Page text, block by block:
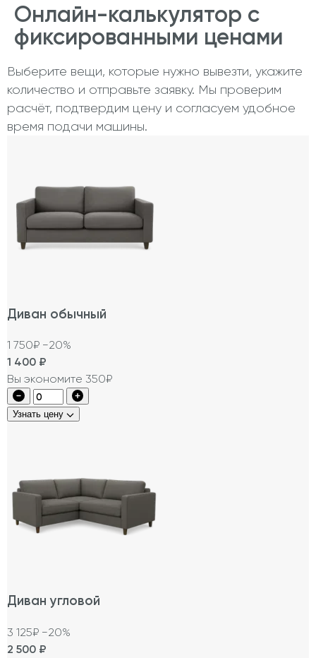
Онлайн-калькулятор с
фиксированными ценами
Выберите вещи, которые нужно вывезти, укажите
количество и отправьте заявку. Мы проверим
расчёт, подтвердим цену и согласуем удобное
время подачи машины.
Диван обычный
1 750₽ −20%
1 400 ₽
Вы экономите 350₽
Узнать цену
Диван угловой
3 125₽ −20%
2 500 ₽